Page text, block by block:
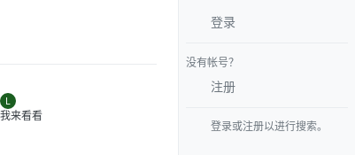
L
登录
没有帐号？
注册
登录或注册以进行搜索。